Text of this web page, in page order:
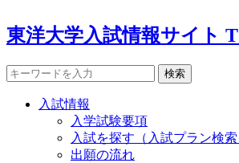
東洋大学入試情報サイト
検索
入試情報
入学試験要項
入試を探す（入試プラン検索
出願の流れ